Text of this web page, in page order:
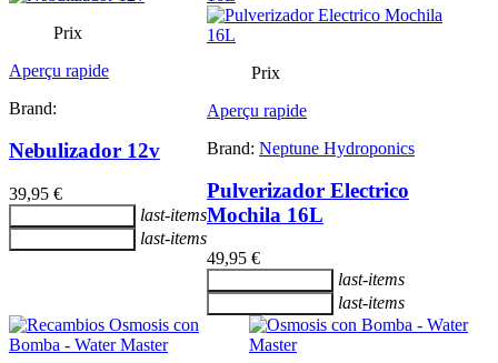
Prix
Aperçu rapide
Brand:
Nebulizador 12v
39,95 €
last-items
last-items
Prix
Aperçu rapide
Brand: Neptune Hydroponics
Pulverizador Electrico
Mochila 16L
49,95 €
last-items
last-items